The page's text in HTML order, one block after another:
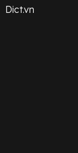
Dict.vn